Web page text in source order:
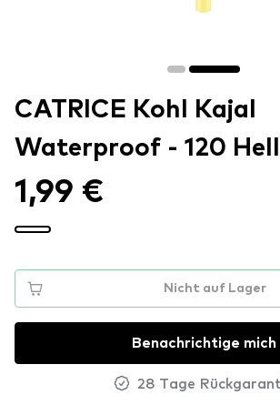
CATRICE Kohl Kajal
Waterproof - 120
1,99 €
Nicht auf Lager
Benachrichtige mich
28 Tage